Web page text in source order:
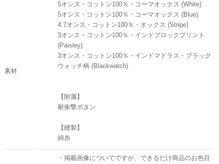
素材
5オンス・コットン100％・コーマオックス (White)
5オンス・コットン100％・コーマオックス (Blue)
4.7オンス・コットン100％・オックス (Stripe)
3オンス・コットン100％・インドブロックプリント
(Paisley)
3オンス・コットン100％・インドマドラス・ブラック
ウォッチ柄 (Blackwatch)
【附属】
耐衝撃ボタン
【縫製】
綿糸
・掲載画像についてですが、できるだけ商品のお色目